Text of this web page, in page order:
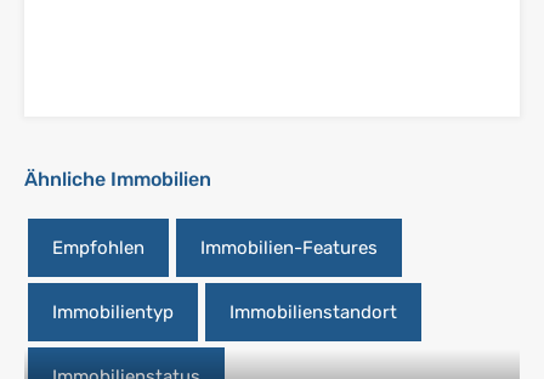
Ähnliche Immobilien
Empfohlen Immobilien-Features
Immobilientyp Immobilienstandort